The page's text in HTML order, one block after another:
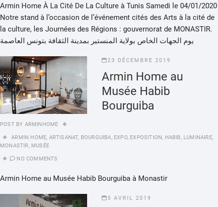
Armin Home À La Cité De La Culture à Tunis Samedi le 04/01/2020
Notre stand à l’occasion de l’événement cités des Arts à la cité de
la culture, les Journées des Régions : gouvernorat de MONASTIR.
يوم الجهات الخاص بولاية المنستير بمدينة الثقافة بتونس العاصمة
23 DÉCEMBRE 2019
Armin Home au
Musée Habib
Bourguiba
POST BY ARMINHOME
ARMIN HOME, ARTISANAT, BOURGUIBA, EXPO, EXPOSITION, HABIB, LUMINAIRE,
MONASTIR, MUSÉE
NO COMMENTS
Armin Home au Musée Habib Bourguiba à Monastir
5 AVRIL 2019